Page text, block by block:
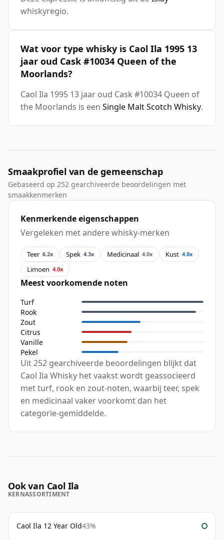
whiskyregio.
Wat voor type whisky is Caol Ila 1995 13
jaar oud Cask #10034 Queen of the
Moorlands?
Caol Ila 1995 13 jaar oud Cask #10034 Queen of
the Moorlands is een Single Malt Scotch Whisky.
Smaakprofiel van de gemeenschap
Gebaseerd op 252 gearchiveerde beoordelingen met
smaakkenmerken
Kenmerkende eigenschappen
Vergeleken met andere whisky-merken
Teer 6.2x Spek 4.3x Medicinaal 4.0x Kust 4.0x
Limoen 4.0x
Meest voorkomende noten
Turf
Rook
Zout
Citrus
Vanille
Pekel
Uit 252 gearchiveerde beoordelingen blijkt dat
Caol Ila Whisky het vaakst wordt geassocieerd
met turf, rook en zout-noten, waarbij teer, spek
en medicinaal vaker voorkomt dan het
categorie-gemiddelde.
Ook van Caol Ila
KERNASSORTIMENT
Caol Ila 12 Year Old43%